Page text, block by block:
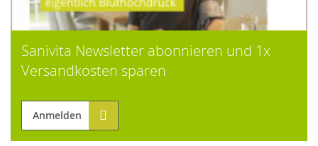
Sanivita Newsletter abonnieren und 1x
Versandkosten sparen
Anmelden